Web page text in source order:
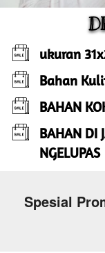
ukuran
Bahan
BAHAN
BAHAN DI
NGELUPAS
Spesial